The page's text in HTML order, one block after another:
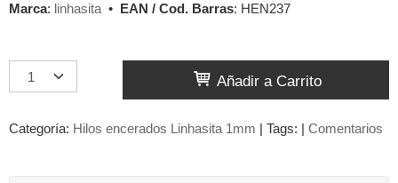
Marca: linhasita • EAN / Cod. Barras: HEN237
Añadir a Carrito
Categoría: Hilos encerados Linhasita 1mm | Tags: | Comentarios